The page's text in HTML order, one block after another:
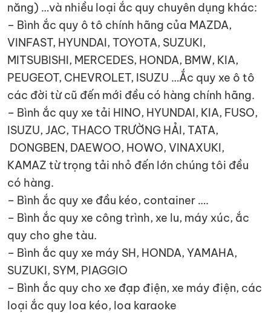
năng) …và nhiều loại ắc quy chuyên dụng khác:
– Bình ắc quy ô tô chính hãng của MAZDA,
VINFAST, HYUNDAI, TOYOTA, SUZUKI,
MITSUBISHI, MERCEDES, HONDA, BMW, KIA,
PEUGEOT, CHEVROLET, ISUZU …Ắc quy xe ô tô
các đời từ cũ đến mới đều có hàng chính hãng.
– Bình ắc quy xe tải HINO, HYUNDAI, KIA, FUSO,
ISUZU, JAC, THACO TRƯỜNG HẢI, TATA,
DONGBEN, DAEWOO, HOWO, VINAXUKI,
KAMAZ từ trọng tải nhỏ đến lớn chúng tôi đều
có hàng.
– Bình ắc quy xe đầu kéo, container ….
– Bình ắc quy xe công trình, xe lu, máy xúc, ắc
quy cho ghe tàu.
– Bình ắc quy xe máy SH, HONDA, YAMAHA,
SUZUKI, SYM, PIAGGIO
– Bình ắc quy cho xe đạp điện, xe máy điện, các
loại ắc quy loa kéo, loa karaoke